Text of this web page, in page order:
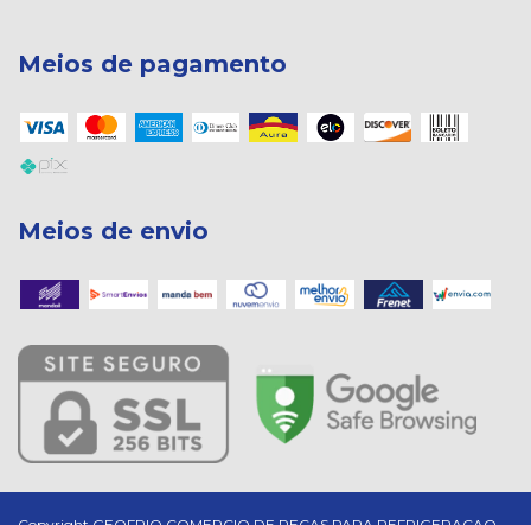
Meios de pagamento
Meios de envio